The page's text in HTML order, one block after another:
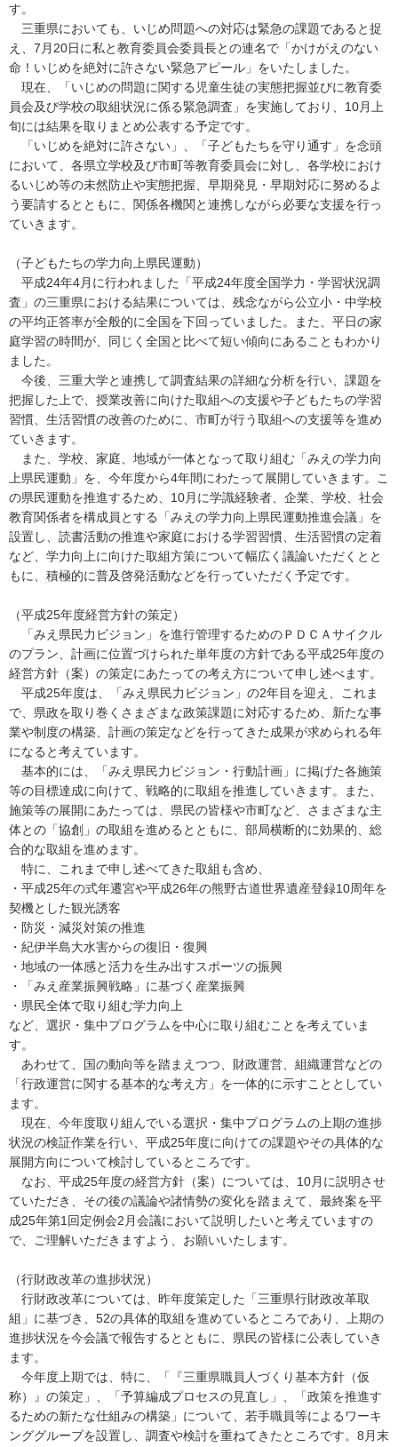
す。
三重県においても、いじめ問題への対応は緊急の課題であると捉
え、7月20日に私と教育委員会委員長との連名で「かけがえのない
命！いじめを絶対に許さない緊急アピール」をいたしました。
現在、「いじめの問題に関する児童生徒の実態把握並びに教育委
員会及び学校の取組状況に係る緊急調査」を実施しており、10月上
旬には結果を取りまとめ公表する予定です。
「いじめを絶対に許さない」、「子どもたちを守り通す」を念頭
において、各県立学校及び市町等教育委員会に対し、各学校におけ
るいじめ等の未然防止や実態把握、早期発見・早期対応に努めるよ
う要請するとともに、関係各機関と連携しながら必要な支援を行っ
ていきます。
（子どもたちの学力向上県民運動）
平成24年4月に行われました「平成24年度全国学力・学習状況調
査」の三重県における結果については、残念ながら公立小・中学校
の平均正答率が全般的に全国を下回っていました。また、平日の家
庭学習の時間が、同じく全国と比べて短い傾向にあることもわかり
ました。
今後、三重大学と連携して調査結果の詳細な分析を行い、課題を
把握した上で、授業改善に向けた取組への支援や子どもたちの学習
習慣、生活習慣の改善のために、市町が行う取組への支援等を進め
ていきます。
また、学校、家庭、地域が一体となって取り組む「みえの学力向
上県民運動」を、今年度から4年間にわたって展開していきます。こ
の県民運動を推進するため、10月に学識経験者、企業、学校、社会
教育関係者を構成員とする「みえの学力向上県民運動推進会議」を
設置し、読書活動の推進や家庭における学習習慣、生活習慣の定着
など、学力向上に向けた取組方策について幅広く議論いただくとと
もに、積極的に普及啓発活動などを行っていただく予定です。
（平成25年度経営方針の策定）
「みえ県民力ビジョン」を進行管理するためのＰＤＣＡサイクル
のプラン、計画に位置づけられた単年度の方針である平成25年度の
経営方針（案）の策定にあたっての考え方について申し述べます。
平成25年度は、「みえ県民力ビジョン」の2年目を迎え、これま
で、県政を取り巻くさまざまな政策課題に対応するため、新たな事
業や制度の構築、計画の策定などを行ってきた成果が求められる年
になると考えています。
基本的には、「みえ県民力ビジョン・行動計画」に掲げた各施策
等の目標達成に向けて、戦略的に取組を推進していきます。また、
施策等の展開にあたっては、県民の皆様や市町など、さまざまな主
体との「協創」の取組を進めるとともに、部局横断的に効果的、総
合的な取組を進めます。
特に、これまで申し述べてきた取組も含め、
・平成25年の式年遷宮や平成26年の熊野古道世界遺産登録10周年を
契機とした観光誘客
・防災・減災対策の推進
・紀伊半島大水害からの復旧・復興
・地域の一体感と活力を生み出すスポーツの振興
・「みえ産業振興戦略」に基づく産業振興
・県民全体で取り組む学力向上
など、選択・集中プログラムを中心に取り組むことを考えていま
す。
あわせて、国の動向等を踏まえつつ、財政運営、組織運営などの
「行政運営に関する基本的な考え方」を一体的に示すこととしてい
ます。
現在、今年度取り組んでいる選択・集中プログラムの上期の進捗
状況の検証作業を行い、平成25年度に向けての課題やその具体的な
展開方向について検討しているところです。
なお、平成25年度の経営方針（案）については、10月に説明させ
ていただき、その後の議論や諸情勢の変化を踏まえて、最終案を平
成25年第1回定例会2月会議において説明したいと考えていますの
で、ご理解いただきますよう、お願いいたします。
（行財政改革の進捗状況）
行財政改革については、昨年度策定した「三重県行財政改革取
組」に基づき、52の具体的取組を進めているところであり、上期の
進捗状況を今会議で報告するとともに、県民の皆様に公表していき
ます。
今年度上期では、特に、「『三重県職員人づくり基本方針（仮
称）』の策定」、「予算編成プロセスの見直し」、「政策を推進す
るための新たな仕組みの構築」について、若手職員等によるワーキ
ンググループを設置し、調査や検討を重ねてきたところです。8月末